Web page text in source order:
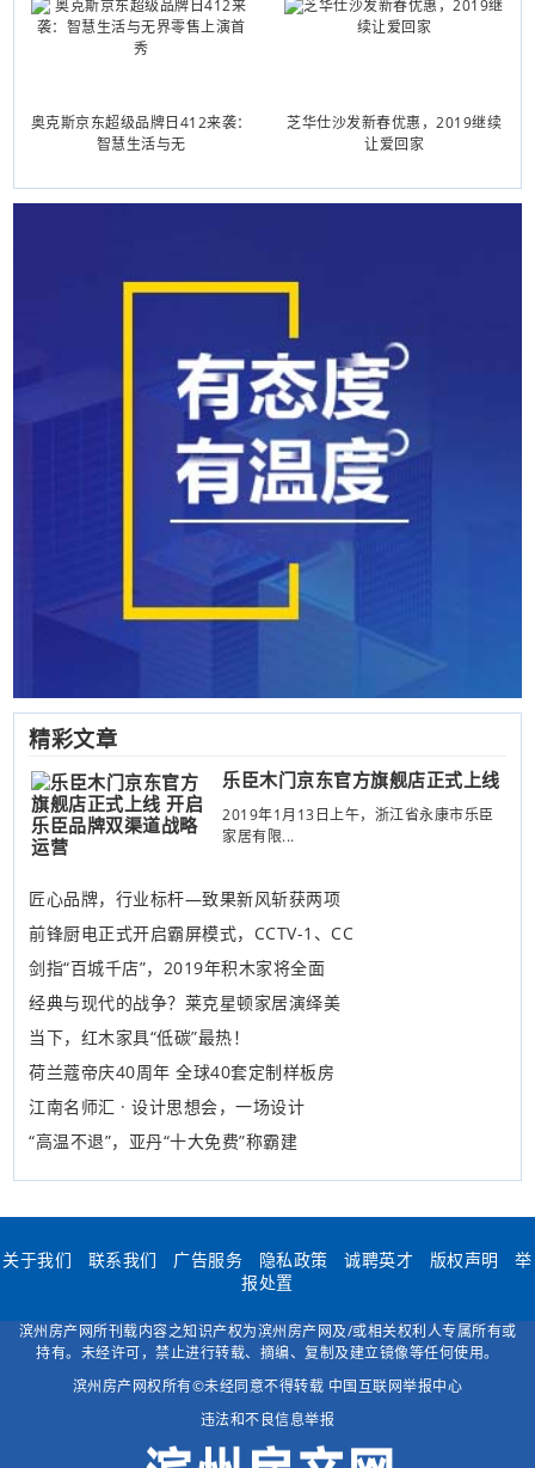
奥克斯京东超级品牌日412来袭：
智慧生活与无
芝华仕沙发新春优惠，2019继续
让爱回家
精彩文章
乐臣木门京东官方旗舰店正式上线
2019年1月13日上午，浙江省永康市乐臣
家居有限...
匠心品牌，行业标杆—致果新风斩获两项
前锋厨电正式开启霸屏模式，CCTV-1、CC
剑指“百城千店”，2019年积木家将全面
经典与现代的战争？莱克星顿家居演绎美
当下，红木家具“低碳”最热！
荷兰蔻帝庆40周年 全球40套定制样板房
江南名师汇 · 设计思想会，一场设计
“高温不退”，亚丹“十大免费”称霸建
关于我们 联系我们 广告服务 隐私政策 诚聘英才 版权声明
举
报处置
滨州房产网所刊载内容之知识产权为滨州房产网及/或相关权利人专属所有或
持有。未经许可，禁止进行转载、摘编、复制及建立镜像等任何使用。
滨州房产网权所有©未经同意不得转载 中国互联网举报中心
违法和不良信息举报